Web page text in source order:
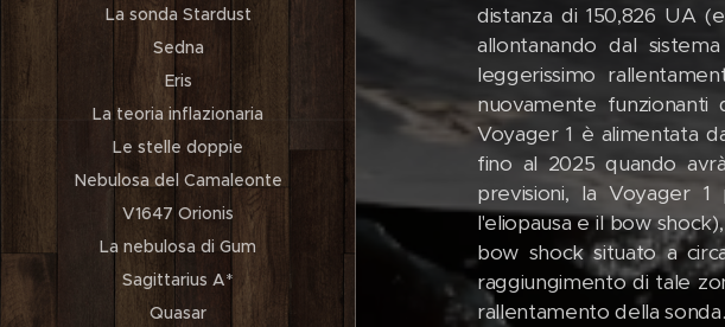
La sonda Stardust
Sedna
Eris
La teoria inflazionaria
Le stelle doppie
Nebulosa del Camaleonte
V1647 Orionis
La nebulosa di Gum
Sagittarius A*
Quasar
distanza di 150,826 UA
allontanando dal
leggerissimo
nuovamente
Voyager 1 è alimentata
fino al 2025 quando
previsioni, la Voyager
l'eliopausa e il bow
bow shock situato a
raggiungimento di tale
rallentamento della